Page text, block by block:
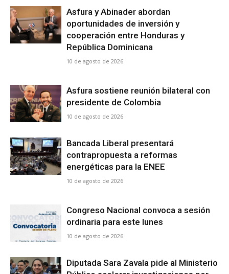
Asfura y Abinader abordan
oportunidades de inversión y
cooperación entre Honduras y
República Dominicana
10 de agosto de 2026
Asfura sostiene reunión bilateral con
presidente de Colombia
10 de agosto de 2026
Bancada Liberal presentará
contrapropuesta a reformas
energéticas para la ENEE
10 de agosto de 2026
Congreso Nacional convoca a sesión
ordinaria para este lunes
10 de agosto de 2026
Diputada Sara Zavala pide al Ministerio